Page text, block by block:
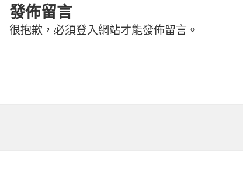
發佈留言
很抱歉，必須登入網站才能發佈留言。